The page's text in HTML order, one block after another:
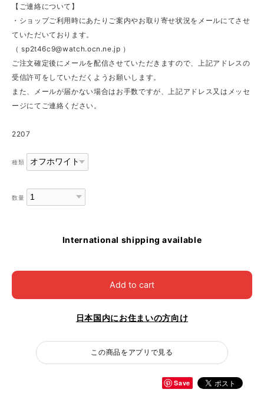
【ご連絡について】
・ショップご利用時にあたりご案内やお取り寄せ状況をメールにてさせ
ていただいております。
（sp2t46c9@watch.ocn.ne.jp ）
ご注文確定後にメールを配信させていただきますので、上記アドレスの
受信許可をしていただくようお願いします。
また、メールが届かない場合はお手数ですが、上記アドレス又はメッセ
ージにてご連絡ください。
2207
種類
数量
International shipping available
Add to cart
日本国内にお住まいの方向け
この商品をアプリで見る
Save